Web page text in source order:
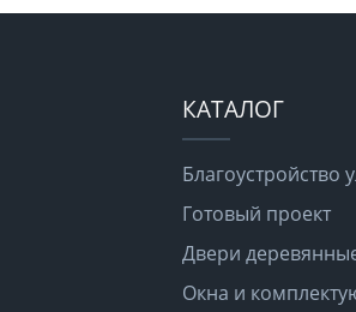
КАТАЛОГ
Благоустройство
Готовый проект
Двери
Окна и